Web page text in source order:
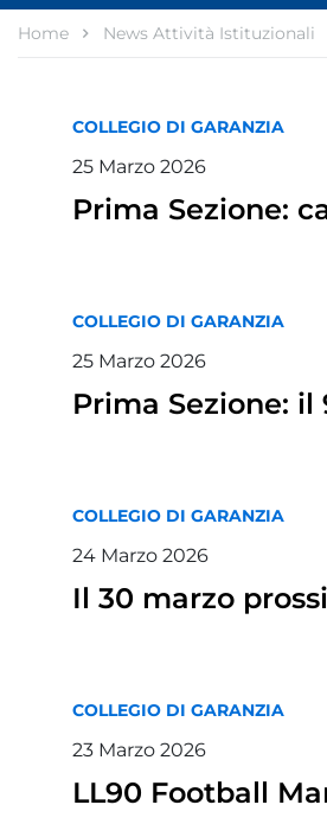
Home News Attività Istituzionali
COLLEGIO DI GARANZIA
25 Marzo 2026
Prima Sezione:
COLLEGIO DI GARANZIA
25 Marzo 2026
Prima Sezione:
COLLEGIO DI GARANZIA
24 Marzo 2026
Il 30 marzo
COLLEGIO DI GARANZIA
23 Marzo 2026
LL90 Football